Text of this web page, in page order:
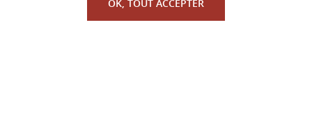
OK, TOUT ACCEPTER